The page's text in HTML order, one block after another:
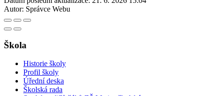
Autor: Správce Webu
Škola
Historie školy
Profil školy
Úřední deska
Školská rada